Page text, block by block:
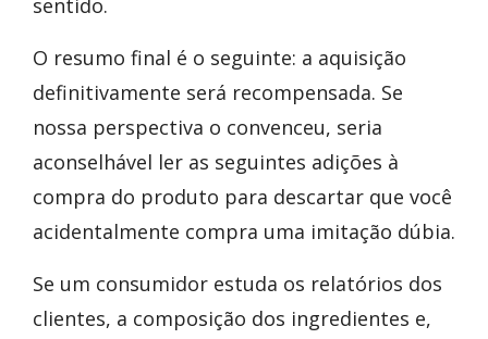
sentido.
O resumo final é o seguinte: a aquisição
definitivamente será recompensada. Se
nossa perspectiva o convenceu, seria
aconselhável ler as seguintes adições à
compra do produto para descartar que você
acidentalmente compra uma imitação dúbia.
Se um consumidor estuda os relatórios dos
clientes, a composição dos ingredientes e,